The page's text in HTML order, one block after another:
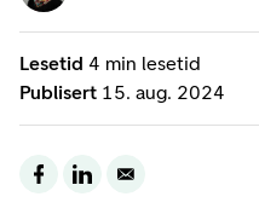
Lesetid 4 min lesetid
Publisert 15. aug. 2024